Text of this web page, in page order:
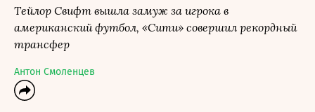
Тейлор Свифт вышла замуж за игрока в
американский футбол, «Сити» совершил рекордный
трансфер
Антон Смоленцев